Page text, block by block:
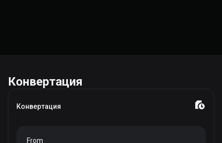
Конвертация
Конвертация
From